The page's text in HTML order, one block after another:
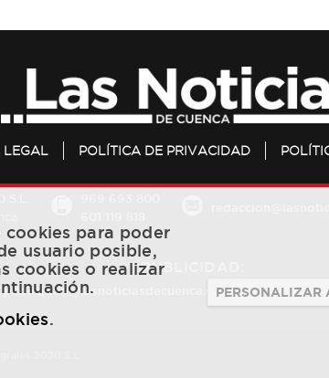
LEGAL POLÍTICA DE PRIVACIDAD
PUBLICIDAD:
publicidad@lasnoticiasdecuenca.es 684 126 573
para poder
usuario posible,
cookies o realizar
.
PERSONALIZAR